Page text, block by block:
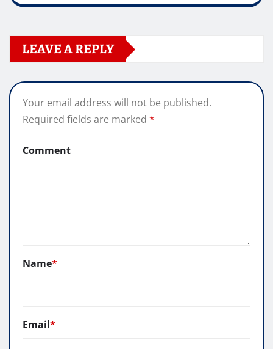
LEAVE A REPLY
Your email address will not be published.
Required fields are marked *
Comment
Name*
Email*